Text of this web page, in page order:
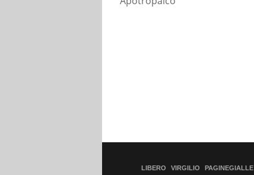
LIBERO VIRGILIO PAGINEGIALLE